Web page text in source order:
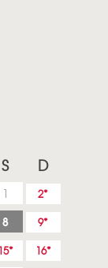
S D
1 2
8 9
15 16